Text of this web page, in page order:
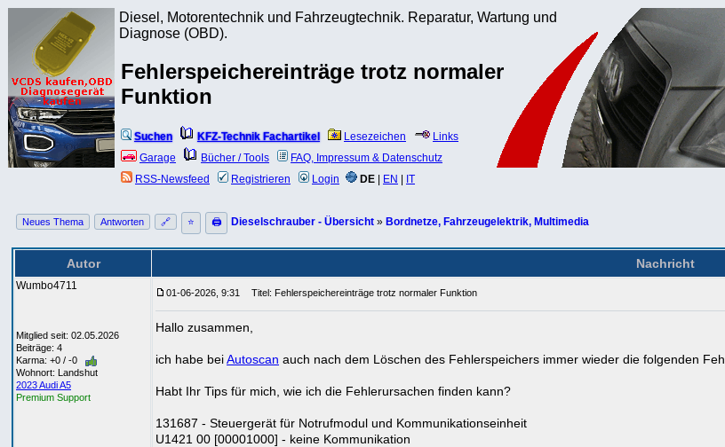
Diesel, Motorentechnik und Fahrzeugtechnik. Reparatur, Wartung und
Diagnose (OBD).
Fehlerspeichereinträge trotz normaler
Funktion
Suchen KFZ-Technik Fachartikel Lesezeichen
Links
Garage
Bücher / Tools
FAQ, Impressum & Datenschutz
RSS-Newsfeed
Registrieren Login DE EN IT
Neues Thema Antworten 🔗 ⭐ 🖨 Dieselschrauber - Übersicht » Bordnetze, Fahrzeugelektrik, Multimedia
Autor Nachricht
Wumbo4711
Mitglied seit: 02.05.2026
Beiträge: 4
Karma: +0 / -0
Wohnort: Landshut
2023 Audi A5
Premium Support
01-06-2026, 9:31 Titel: Fehlerspeichereinträge trotz normaler Funktion
Hallo zusammen,
ich habe beiAutoscan auch nach dem Löschen des Fehlerspeichers immer wieder die folgenden
Habt Ihr Tips für mich, wie ich die Fehlerursachen finden kann?
131687 - Steuergerät für Notrufmodul und Kommunikationseinheit
U1421 00 [00001000] - keine Kommunikation